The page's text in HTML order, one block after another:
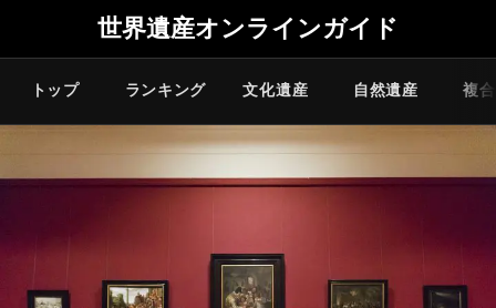
世界遺産オンラインガイド
トップ ランキング 文化遺産 自然遺産 複